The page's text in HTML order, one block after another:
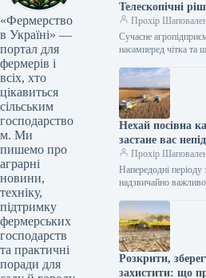
«Фермерство
в Україні» —
портал для
фермерів і
всіх, хто
цікавиться
сільським
господарство
м. Ми
пишемо про
аграрні
новини,
техніку,
підтримку
фермерських
господарств
та практичні
поради для
Телескопічні
ефективного
менеджменту
Прохір
Сучасне
насамперед чітка та
тисяч тонн зерна,
біогазовими…
Нехай посівна
застане вас
Прохір
Напередодні
надзвичайно
виконати всі
технічного
вибором є…
Розкрити,
захистити: що